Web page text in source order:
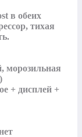
в обеих
тихая
морозильная
+ дисплей +